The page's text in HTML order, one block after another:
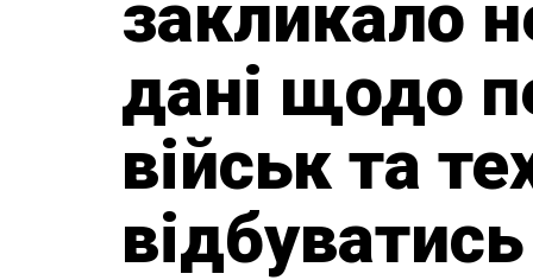
закликало
дані щодо
військ та